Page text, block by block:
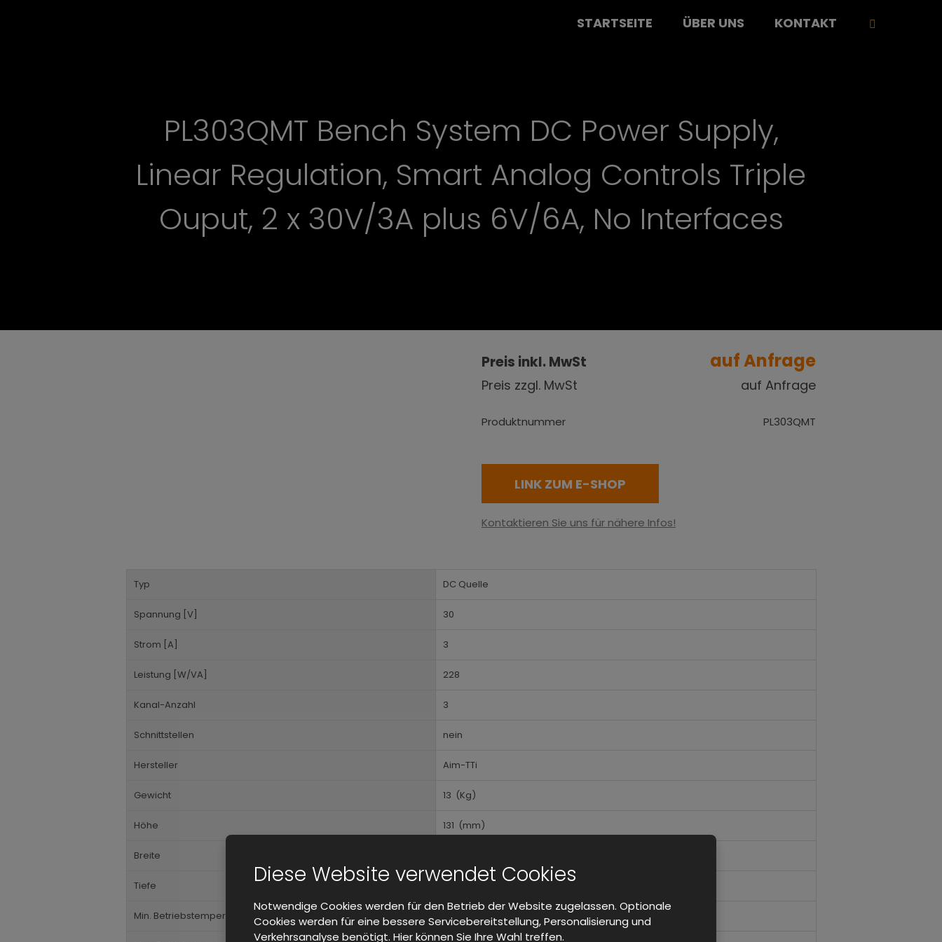
STARTSEITE ÜBER UNS KONTAKT
PL303QMT Bench System DC Power Supply,
Linear Regulation, Smart Analog Controls Triple
Ouput, 2 x 30V/3A plus 6V/6A, No Interfaces
Preis inkl. MwSt auf Anfrage
Preis zzgl. MwSt auf Anfrage
Produktnummer PL303QMT
LINK ZUM E-SHOP
Kontaktieren Sie uns für nähere Infos!
Typ DC Quelle
Spannung [V] 30
Strom [A] 3
Leistung [W/VA] 228
Kanal-Anzahl 3
Schnittstellen nein
Hersteller Aim-TTi
Gewicht 13 (Kg)
Höhe 131 (mm)
Breite
Tiefe 288 (mm)
Min. Betriebstemperatur 5 (C)
Diese Website verwendet Cookies
Notwendige Cookies werden für den Betrieb der Website zugelassen. Optionale
Cookies werden für eine bessere Servicebereitstellung, Personalisierung und
Verkehrsanalyse benötigt. Hier können Sie Ihre Wahl treffen.